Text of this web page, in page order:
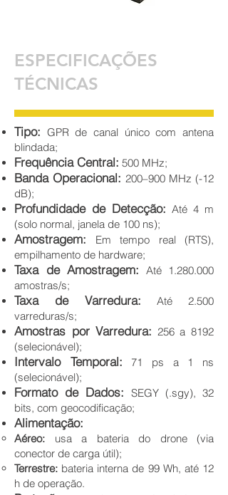
ESPECIFICAÇÕES
TÉCNICAS
Tipo: GPR de canal único com antena
blindada;
Frequência Central: 500 MHz;
Banda Operacional: 200–900 MHz (-12
dB);
Profundidade de Detecção: Até 4 m
(solo normal, janela de 100 ns);
Amostragem: Em tempo real (RTS),
empilhamento de hardware;
Taxa de Amostragem: Até 1.280.000
amostras/s;
Taxa de Varredura: Até 2.500
varreduras/s;
Amostras por Varredura: 256 a 8192
(selecionável);
Intervalo Temporal: 71 ps a 1 ns
(selecionável);
Formato de Dados: SEGY (.sgy), 32
bits, com geocodificação;
Alimentação:
Aéreo: usa a bateria do drone (via
conector de carga útil);
Terrestre: bateria interna de 99 Wh, até 12
h de operação.